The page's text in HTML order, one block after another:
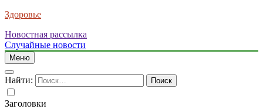
Здоровье
Новостная рассылка
Случайные новости
Меню
Найти:
Заголовки